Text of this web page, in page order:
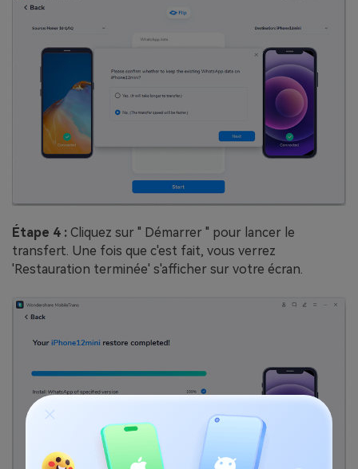
Étape 4 : Cliquez sur " Démarrer " pour lancer le
transfert. Une fois que c'est fait, vous verrez
'Restauration terminée' s'afficher sur votre écran.